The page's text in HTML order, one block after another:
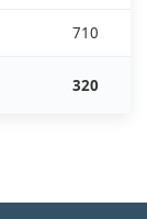
710
320